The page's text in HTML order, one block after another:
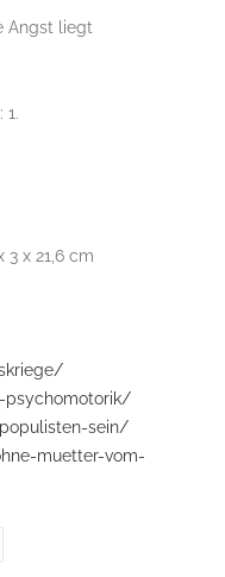
Angst liegt
1.
3 x 21,6 cm
psychomotorik/
sein/
muetter-vom-